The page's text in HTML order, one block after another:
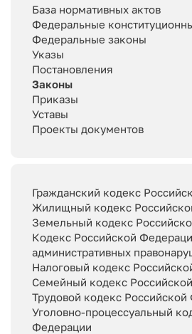
База нормативных актов
Федеральные
Федеральные законы
Указы
Постановления
Законы
Приказы
Уставы
Проекты документов
Гражданский кодекс
Жилищный кодекс
Земельный кодекс
Кодекс Российской
административных
Налоговый кодекс
Семейный кодекс
Трудовой кодекс
Уголовно-процессуальный
Федерации